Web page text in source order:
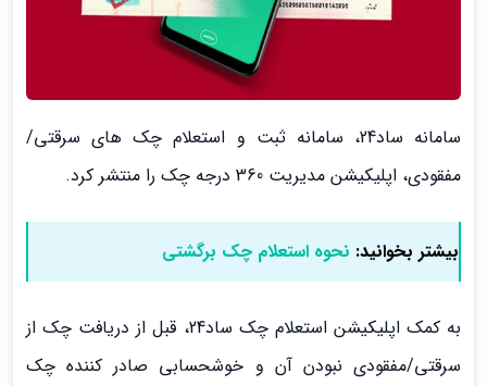
سامانه ساد24، سامانه ثبت و استعلام چک های سرقتی/
مفقودی، اپلیکیشن مدیریت 360 درجه چک را منتشر کرد.
بیشتر بخوانید: نحوه استعلام چک برگشتی
به کمک اپلیکیشن استعلام چک ساد24، قبل از دریافت چک از
سرقتی/مفقودی نبودن آن و خوشحسابی صادر کننده چک